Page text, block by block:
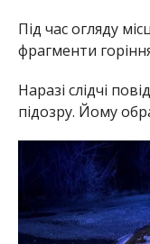
Під час огляду
фрагменти
Наразі слідчі
підозру. Йому